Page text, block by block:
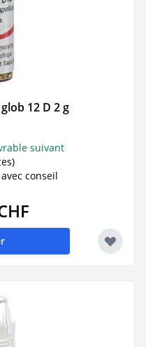
12 D 2 g
suivant
conseil